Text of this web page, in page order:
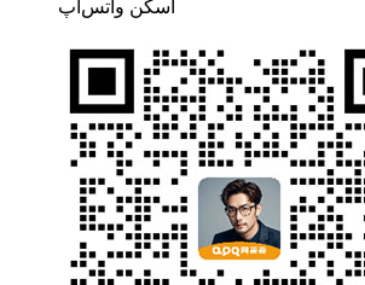
اسکن واتس‌اپ